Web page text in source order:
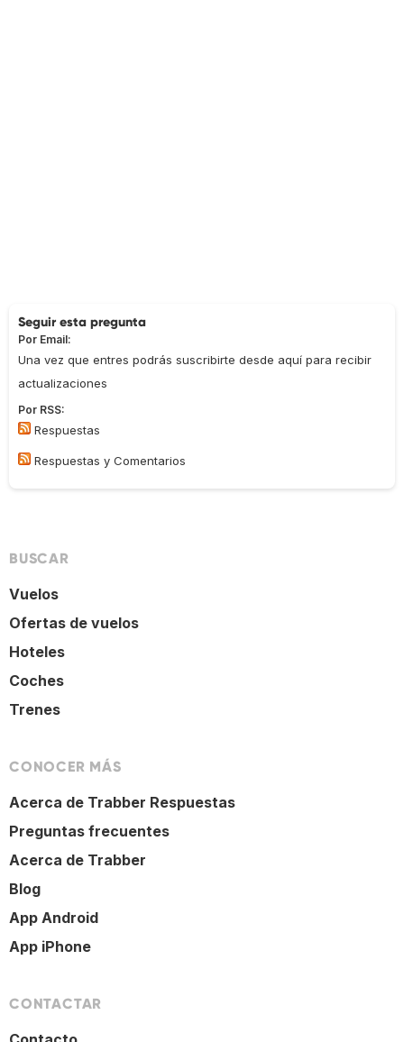
Seguir esta pregunta
Por Email:
Una vez que entres podrás suscribirte desde aquí para recibir
actualizaciones
Por RSS:
Respuestas
Respuestas y Comentarios
BUSCAR
Vuelos
Ofertas de vuelos
Hoteles
Coches
Trenes
CONOCER MÁS
Acerca de Trabber Respuestas
Preguntas frecuentes
Acerca de Trabber
Blog
App Android
App iPhone
CONTACTAR